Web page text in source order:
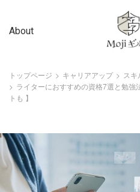
About
トップページ キャリアアップ
ス
ライターにおすすめの資格7選と勉強
トも 】